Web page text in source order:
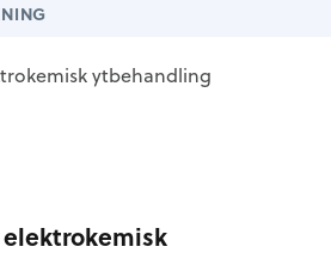
ytbehandling
elektrokemisk